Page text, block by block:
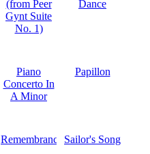
(from Peer
Gynt Suite
No. 1)
Dance
Piano
Concerto In
A Minor
Papillon
RemembrancesSailor's Song